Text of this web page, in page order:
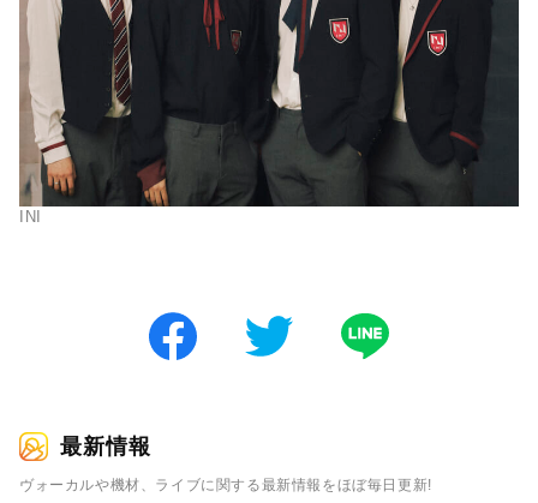
INI
最新情報
ヴォーカルや機材、ライブに関する最新情報をほぼ毎日更新!